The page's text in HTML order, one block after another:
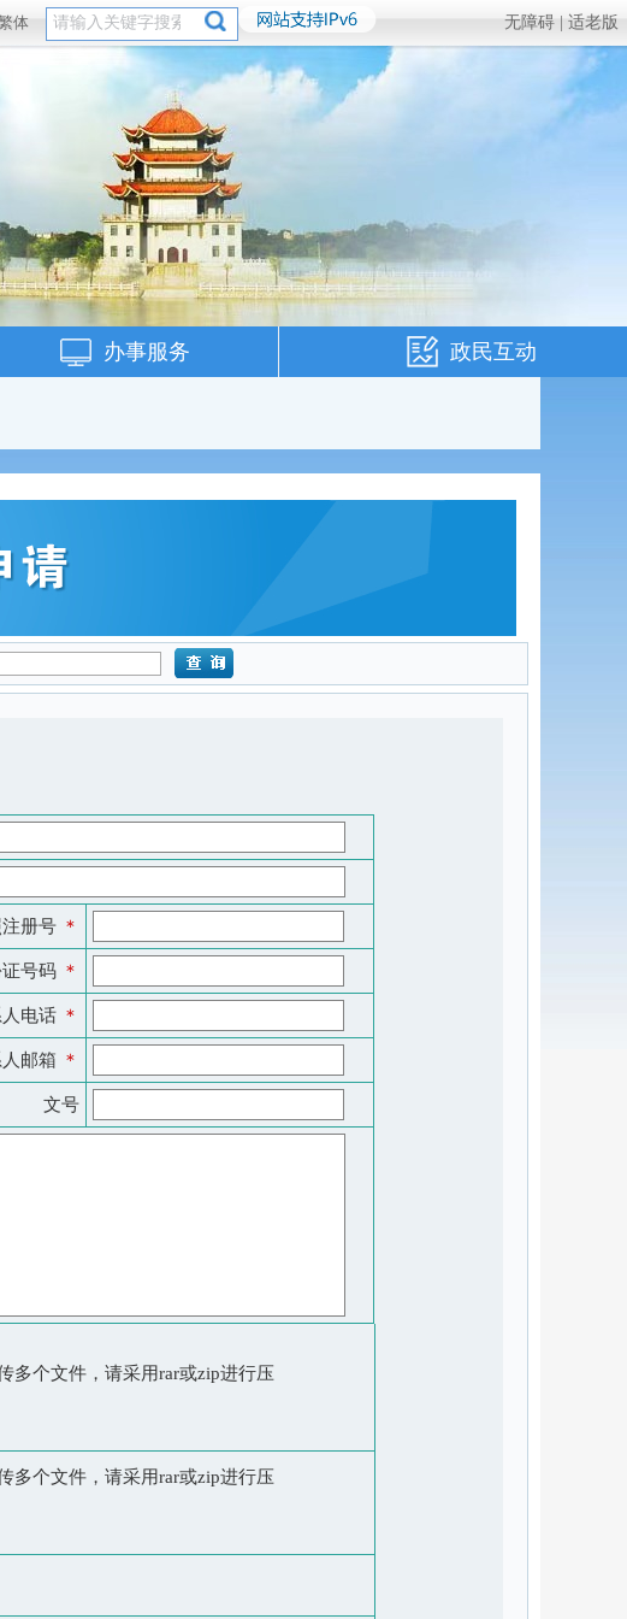
体 无障碍 | 适老版
办事服务 政民互动
册号 ＊
号码 ＊
电话 ＊
邮箱 ＊
文号
多个文件，请采用rar或zip进行压
多个文件，请采用rar或zip进行压